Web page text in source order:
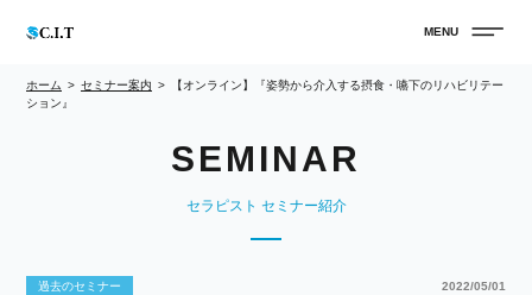
ホーム セミナー案内
【オンライン】『姿勢から介入する摂食・嚥下のリハビリテー
ション』
セラピスト セミナー紹介
過去のセミナー 2022/05/01